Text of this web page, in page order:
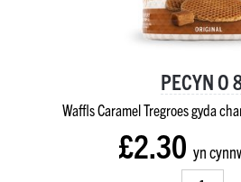
PECYN O
Waffls Caramel Tregroes gyda
£2.30yn